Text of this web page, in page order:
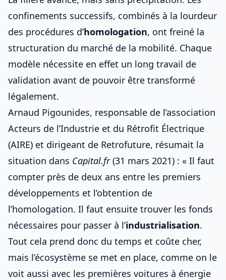
confinements successifs, combinés à la lourdeur
des procédures d’homologation, ont freiné la
structuration du marché de la mobilité. Chaque
modèle nécessite en effet un long travail de
validation avant de pouvoir être transformé
légalement.
Arnaud Pigounides, responsable de l’association
Acteurs de l’Industrie et du Rétrofit Électrique
(AIRE) et dirigeant de Retrofuture, résumait la
situation dans Capital.fr(31 mars 2021) : « Il faut
compter près de deux ans entre les premiers
développements et l’obtention de
l’homologation. Il faut ensuite trouver les fonds
nécessaires pour passer à l’industrialisation.
Tout cela prend donc du temps et coûte cher,
mais l’écosystème se met en place, comme on le
voit aussi avec les premières voitures à énergie